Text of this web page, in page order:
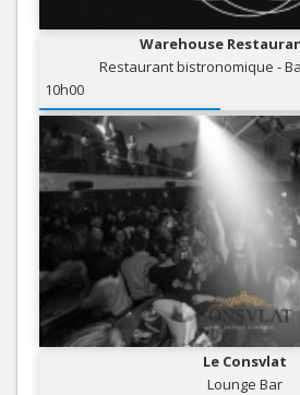
Warehouse
Restaurant bistronomique -
10h00
Le Consvlat
Lounge Bar